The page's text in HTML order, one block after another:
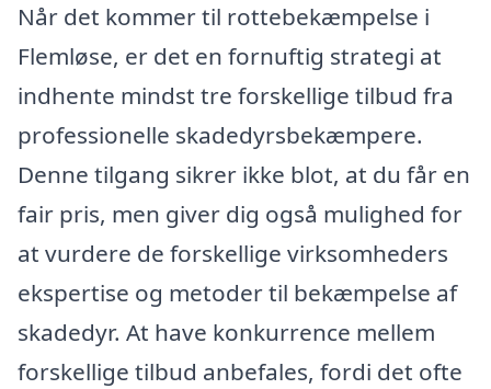
Når det kommer til rottebekæmpelse i
Flemløse, er det en fornuftig strategi at
indhente mindst tre forskellige tilbud fra
professionelle skadedyrsbekæmpere.
Denne tilgang sikrer ikke blot, at du får en
fair pris, men giver dig også mulighed for
at vurdere de forskellige virksomheders
ekspertise og metoder til bekæmpelse af
skadedyr. At have konkurrence mellem
forskellige tilbud anbefales, fordi det ofte